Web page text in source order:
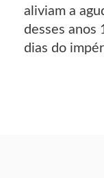
aliviam a
desses anos
dias do